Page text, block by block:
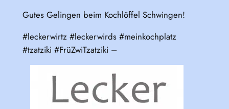
Gutes Gelingen beim Kochlöffel Schwingen!
#leckerwirtz #leckerwirds #meinkochplatz
#tzatziki #FrüZwiTzatziki –